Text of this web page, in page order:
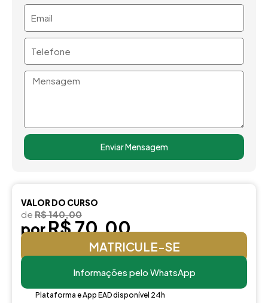
Mensagem
Enviar Mensagem
VALOR DO CURSO
de R$ 140,00
porR$ 70,00
MATRICULE-SE
Informações pelo WhatsApp
Plataforma e App EAD disponível 24h